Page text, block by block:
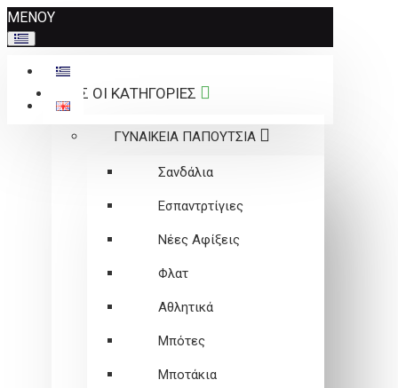
Σημείωση:
Αυτός
ο
ιστότοπος
περιλαμβάνει
ΜΕΝΟΥ
ΟΛΕΣ ΟΙ ΚΑΤΗΓΟΡΙΕΣ
ΓΥΝΑΙΚΕΙΑ ΠΑΠΟΥΤΣΙΑ
Σανδάλια
Εσπαντρτίγιες
Νέες Αφίξεις
Φλατ
Αθλητικά
Μπότες
Μποτάκια